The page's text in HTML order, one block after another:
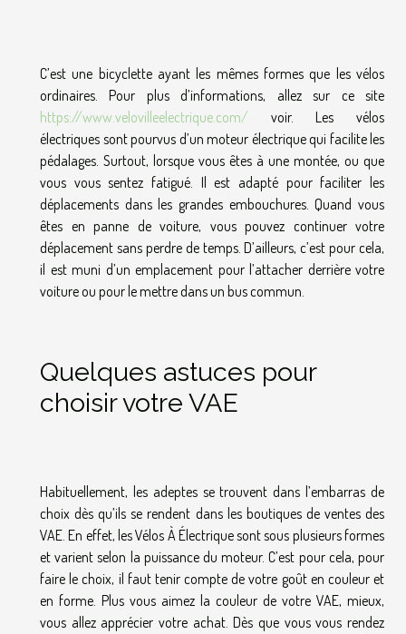
C’est une bicyclette ayant les mêmes formes que les vélos
ordinaires. Pour plus d’informations, allez sur ce site
https://www.velovilleelectrique.com/ voir. Les vélos
électriques sont pourvus d’un moteur électrique qui facilite les
pédalages. Surtout, lorsque vous êtes à une montée, ou que
vous vous sentez fatigué. Il est adapté pour faciliter les
déplacements dans les grandes embouchures. Quand vous
êtes en panne de voiture, vous pouvez continuer votre
déplacement sans perdre de temps. D’ailleurs, c’est pour cela,
il est muni d’un emplacement pour l’attacher derrière votre
voiture ou pour le mettre dans un bus commun.
Quelques astuces pour
choisir votre VAE
Habituellement, les adeptes se trouvent dans l’embarras de
choix dès qu’ils se rendent dans les boutiques de ventes des
VAE. En effet, les Vélos À Électrique sont sous plusieurs formes
et varient selon la puissance du moteur. C’est pour cela, pour
faire le choix, il faut tenir compte de votre goût en couleur et
en forme. Plus vous aimez la couleur de votre VAE, mieux,
vous allez apprécier votre achat. Dès que vous vous rendez